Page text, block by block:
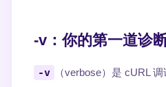
-v：你的第一道诊
-v （verbose）是 cURL